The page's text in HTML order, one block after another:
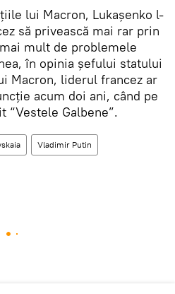
lui Macron, Lukașenko l-
să privească mai rar prin
mult de problemele
în opinia șefului statului
Macron, liderul francez ar
acum doi ani, când pe
“Vestele Galbene”.
Vladimir Putin